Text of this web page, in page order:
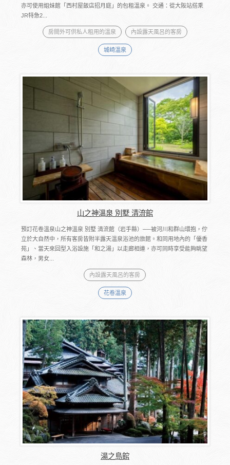
亦可使用姐妹館「西村屋飯店招月庭」的包租溫泉。 交通：從大阪站搭乘
JR特急2...
房間外可供私人租用的溫泉 內設露天風呂的客房
城崎溫泉
山之神溫泉 別墅 清流館
預訂花卷溫泉山之神溫泉 別墅 清流館（岩手縣）──被河川和群山環抱，佇
立於大自然中，所有客房皆附半露天溫泉浴池的旅館。和同用地內的「優香
苑」、當天來回型入浴設施「和之湯」以走廊相連，亦可同時享受能夠眺望
森林，男女...
內設露天風呂的客房
花卷溫泉
湯之島館